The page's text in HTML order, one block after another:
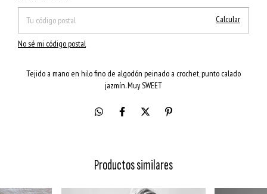
Calcular
No sé mi código postal
Tejido a mano en hilo fino de algodón peinado a crochet, punto calado
jazmín. Muy SWEET
Productos similares